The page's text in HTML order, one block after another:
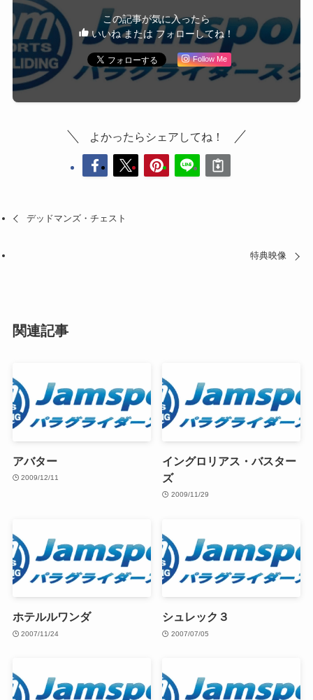
この記事が気に入ったら
いいね または フォローしてね！
Follow Me
よかったらシェアしてね！
デッドマンズ・チェスト
特典映像
関連記事
アバター
2009/12/11
イングロリアス・バスター
ズ
2009/11/29
ホテルルワンダ
2007/11/24
シュレック３
2007/07/05